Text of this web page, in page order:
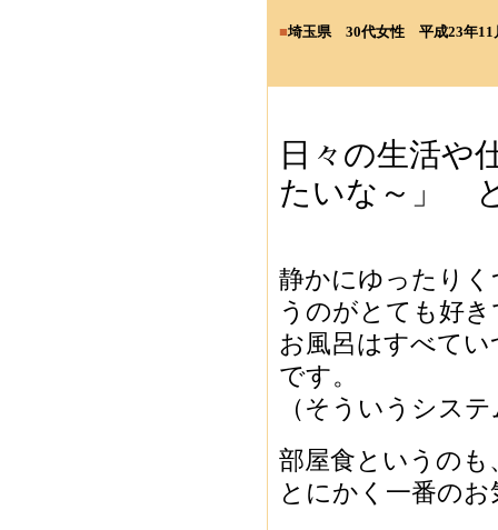
■埼玉県 30代女性 平成23年11
日々の生活や
たいな～」
静かにゆったり
うのがとても好
お風呂はすべて
です。
（そういうシス
部屋食というの
とにかく一番の